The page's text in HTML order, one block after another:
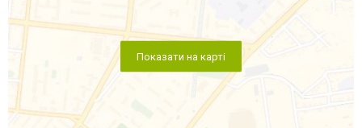
Показати на карті